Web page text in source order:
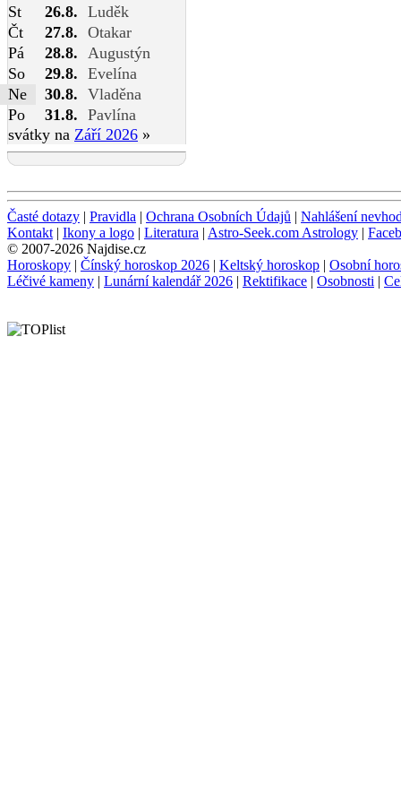
St
26.8. Luděk
Čt
27.8. Otakar
Pá
28.8.
Augustýn
So
29.8. Evelína
Ne
30.8. Vladěna
Po
31.8. Pavlína
svátky na Září 2026 »
Časté dotazy | Pravidla | Ochrana Osobních Údajů | Nahlášení
Kontakt | Ikony a logo | Literatura | Astro-Seek.com Astrology |
© 2007-2026 Najdise.cz
Horoskopy | Čínský horoskop 2026 | Keltský horoskop | Osobní
Léčivé kameny | Lunární kalendář 2026 | Rektifikace | Osobnosti |